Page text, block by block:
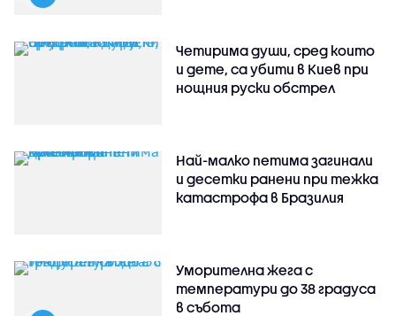
Четирима души, сред които
и дете, са убити в Киев при
нощния руски обстрел
Най-малко петима загинали
и десетки ранени при тежка
катастрофа в Бразилия
Уморителна жега с
температури до 38 градуса
в събота